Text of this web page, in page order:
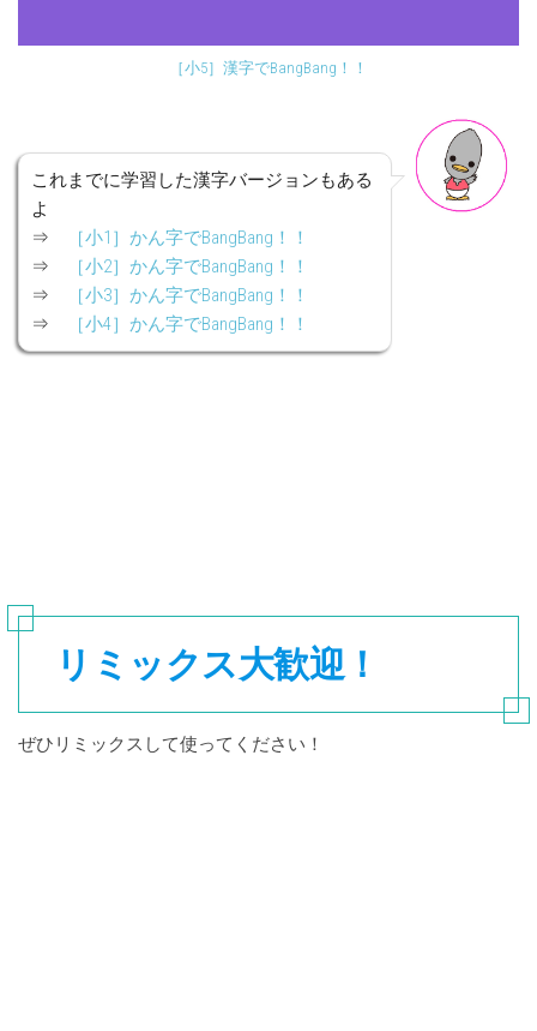
［小5］漢字でBangBang！！
これまでに学習した漢字バージョンもある
よ
⇒
［小1］かん字でBangBang！！
⇒
［小2］かん字でBangBang！！
⇒
［小3］かん字でBangBang！！
⇒
［小4］かん字でBangBang！！
リミックス大歓迎！
ぜひリミックスして使ってください！